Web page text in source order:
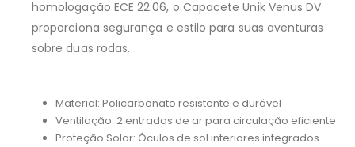
homologação ECE 22.06, o Capacete Unik Venus DV
proporciona segurança e estilo para suas aventuras
sobre duas rodas.
Material: Policarbonato resistente e durável
Ventilação: 2 entradas de ar para circulação eficiente
Proteção Solar: Óculos de sol interiores integrados